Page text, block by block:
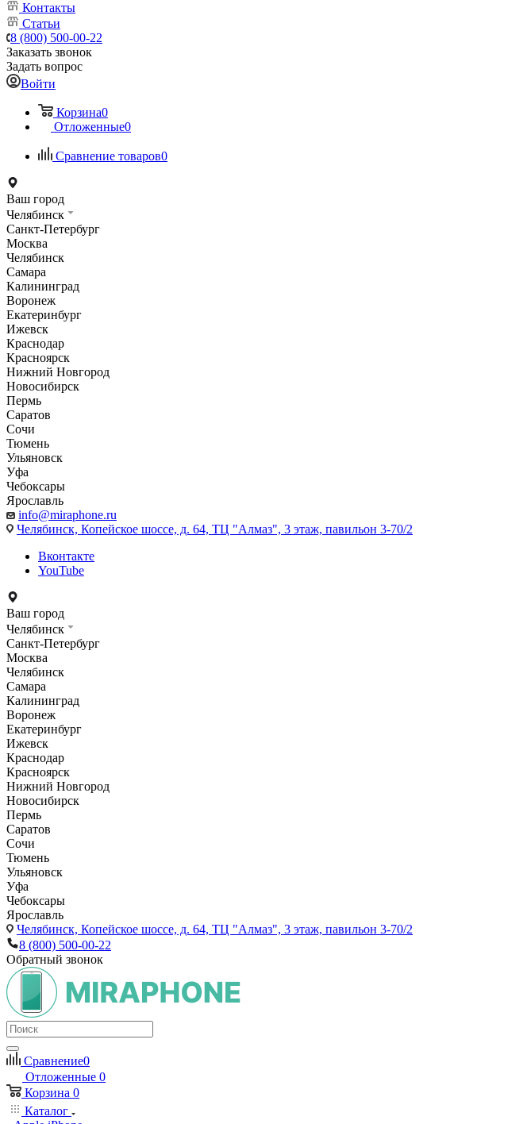
Контакты
Статьи
8 (800) 500-00-22
Заказать звонок
Задать вопрос
Войти
Корзина0
Отложенные0
Сравнение товаров0
Ваш город
Челябинск
Санкт-Петербург
Москва
Челябинск
Самара
Калининград
Воронеж
Екатеринбург
Ижевск
Краснодар
Красноярск
Нижний Новгород
Новосибирск
Пермь
Саратов
Сочи
Тюмень
Ульяновск
Уфа
Чебоксары
Ярославль
info@miraphone.ru
Челябинск, Копейское шоссе, д. 64, ТЦ "Алмаз", 3 этаж, павильон 3-70/2
Вконтакте
YouTube
Ваш город
Челябинск
Санкт-Петербург
Москва
Челябинск
Самара
Калининград
Воронеж
Екатеринбург
Ижевск
Краснодар
Красноярск
Нижний Новгород
Новосибирск
Пермь
Саратов
Сочи
Тюмень
Ульяновск
Уфа
Чебоксары
Ярославль
Челябинск, Копейское шоссе, д. 64, ТЦ "Алмаз", 3 этаж, павильон 3-70/2
8 (800) 500-00-22
Обратный звонок
Сравнение0
Отложенные 0
Корзина 0
Каталог